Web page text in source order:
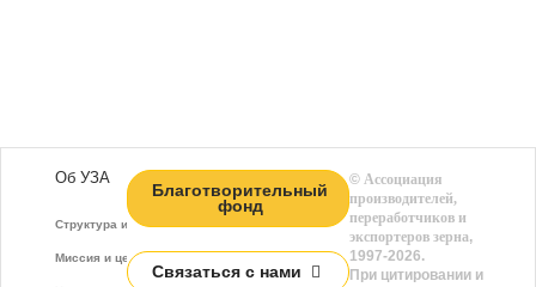
Об УЗА
Структура и функции
Миссия и цели
Благотворительный
фонд
Связаться с нами
©Ассоциация
производителей,
переработчиков и
экспортеров зерна,
1997-2026.
При цитировании и